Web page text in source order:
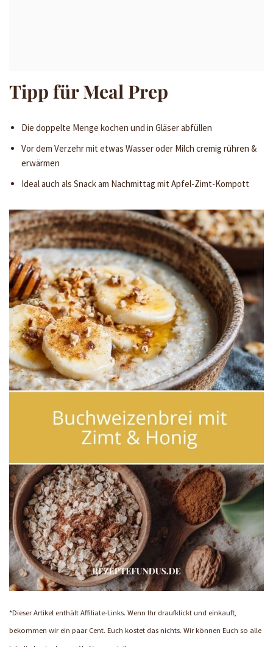
Tipp für Meal Prep
Die doppelte Menge kochen und in Gläser abfüllen
Vor dem Verzehr mit etwas Wasser oder Milch cremig rühren &
erwärmen
Ideal auch als Snack am Nachmittag mit Apfel-Zimt-Kompott
*Dieser Artikel enthält Affiliate-Links. Wenn Ihr draufklickt und einkauft,
bekommen wir ein paar Cent. Euch kostet das nichts. Wir können Euch so alle